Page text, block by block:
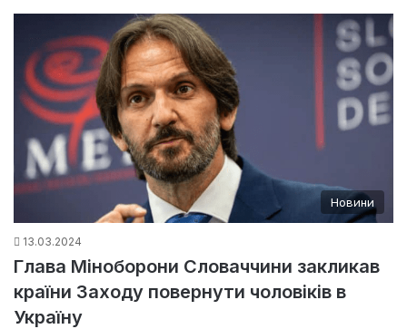
Новини
13.03.2024
Глава Міноборони Словаччини закликав
країни Заходу повернути чоловіків в
Україну